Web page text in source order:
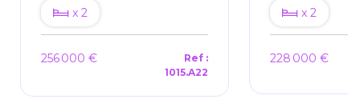
x 2
256 000 €
Ref :
1015.A22
x 2
228 000 €